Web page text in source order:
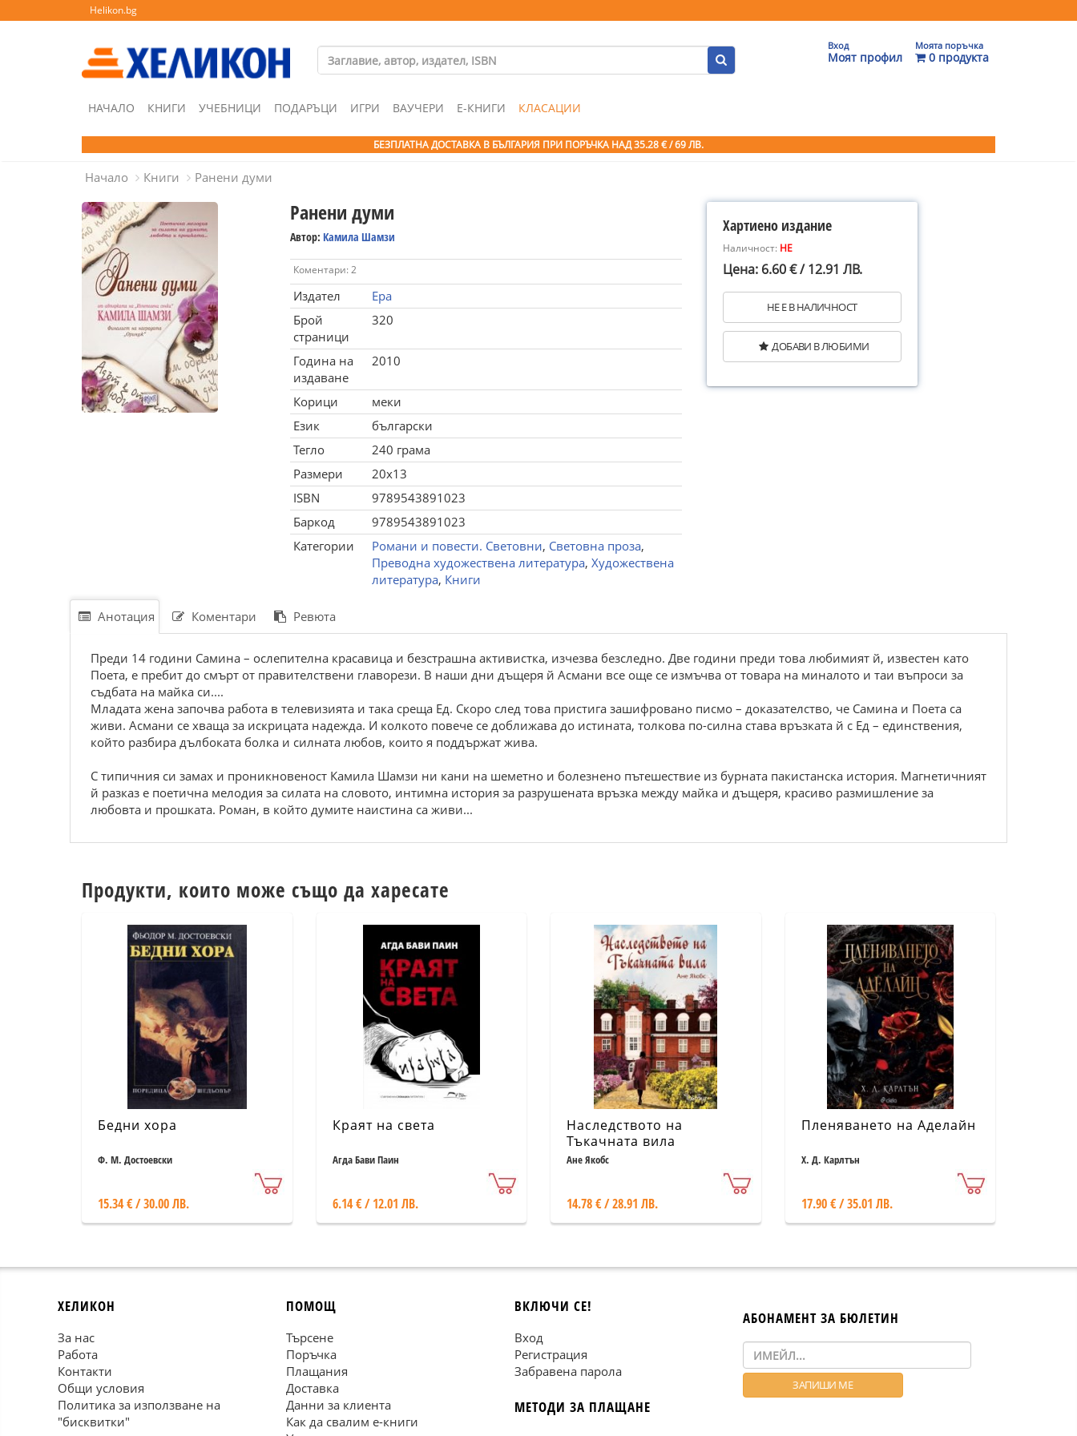
Helikon.bg
Вход
Моят профил
Моята поръчка
0 продукта
НАЧАЛО КНИГИ УЧЕБНИЦИ ПОДАРЪЦИ ИГРИ ВАУЧЕРИ Е-КНИГИ КЛАСАЦИИ
БЕЗПЛАТНА ДОСТАВКА В БЪЛГАРИЯ ПРИ ПОРЪЧКА НАД 35.28 € / 69 ЛВ.
Начало Книги Ранени думи
Ранени думи
Автор: Камила Шамзи
Коментари: 2
Издател
Ера
Брой
страници
320
Година на
издаване
2010
Корици
меки
Език
български
Тегло
240 грама
Размери
20x13
ISBN
9789543891023
Баркод
9789543891023
Категории
Романи и повести. Световни, Световна проза,
Преводна художествена литература, Художествена
литература, Книги
Хартиено издание
Наличност: НЕ
Цена: 6.60 € / 12.91 ЛВ.
НЕ Е В НАЛИЧНОСТ
ДОБАВИ В ЛЮБИМИ
Анотация Коментари Ревюта
Преди 14 години Самина – ослепителна красавица и безстрашна активистка, изчезва безследно. Две години преди това любимият й, известен като
Поета, е пребит до смърт от правителствени главорези. В наши дни дъщеря й Асмани все още се измъчва от товара на миналото и таи въпроси за
съдбата на майка си....
Младата жена започва работа в телевизията и така среща Ед. Скоро след това пристига зашифровано писмо – доказателство, че Самина и Поета са
живи. Асмани се хваща за искрицата надежда. И колкото повече се доближава до истината, толкова по-силна става връзката й с Ед – единствения,
който разбира дълбоката болка и силната любов, които я поддържат жива.
С типичния си замах и проникновеност Камила Шамзи ни кани на шеметно и болезнено пътешествие из бурната пакистанска история. Магнетичният
й разказ е поетична мелодия за силата на словото, интимна история за разрушената връзка между майка и дъщеря, красиво размишление за
любовта и прошката. Роман, в който думите наистина са живи...
Продукти, които може също да харесате
Бедни хора
Ф. М. Достоевски
15.34 € / 30.00 ЛВ.
Краят на света
Агда Бави Паин
6.14 € / 12.01 ЛВ.
Наследството на
Тъкачната вила
Ане Якобс
14.78 € / 28.91 ЛВ.
Пленяването на Аделайн
Х. Д. Карлтън
17.90 € / 35.01 ЛВ.
ХЕЛИКОН
За нас
Работа
Контакти
Общи условия
Политика за използване на
"бисквитки"
ПОМОЩ
Търсене
Поръчка
Плащания
Доставка
Данни за клиента
Как да свалим е-книги
ВКЛЮЧИ СЕ!
Вход
Регистрация
Забравена парола
МЕТОДИ ЗА ПЛАЩАНЕ
АБОНАМЕНТ ЗА БЮЛЕТИН